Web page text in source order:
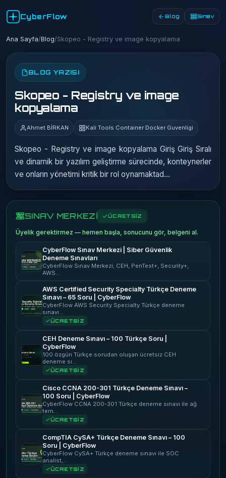
CyberFlow Blog Sınav
Ana Sayfa/Blog/Skopeo - Registry ve image kopyalama
BLOG YAZISI
Skopeo - Registry ve image
kopyalama
Ahmet BİRKAN Kali Tools Container Docker Guvenligi
Skopeo - Registry ve image kopyalama Giriş Giriş Sıralı
ve dinamik bir yazılım geliştirme sürecinde, konteynerler
ve onların yönetimi kritik bir rol oynamaktad…
SINAV MERKEZİ ÜCRETSİZ
Üyelik gerektirmez — hemen başla, sonucunu gör, belgeni al.
CyberFlow Sınav Merkezi | Siber Güvenlik
Deneme Sınavları
CyberFlow Sınav Merkezi; CEH, PenTest+, Security+,
AWS…
AWS Certified Security Specialty Türkçe Deneme
Sınavı – 65 Soru | CyberFlow
CyberFlow AWS Security Specialty Türkçe deneme
sınavı…
ÜCRETSİZ
CEH Deneme Sınavı – 100 Türkçe Soru |
CyberFlow
100 özgün Türkçe sorudan oluşan ücretsiz CEH
deneme sı…
ÜCRETSİZ
Cisco CCNA 200-301 Türkçe Deneme Sınavı –
100 Soru | CyberFlow
CyberFlow CCNA 200-301 Türkçe deneme sınavı ile ağ
tem…
ÜCRETSİZ
CompTIA CySA+ Türkçe Deneme Sınavı – 100
Soru | CyberFlow
CyberFlow CySA+ Türkçe deneme sınavı ile SOC
analist,…
ÜCRETSİZ